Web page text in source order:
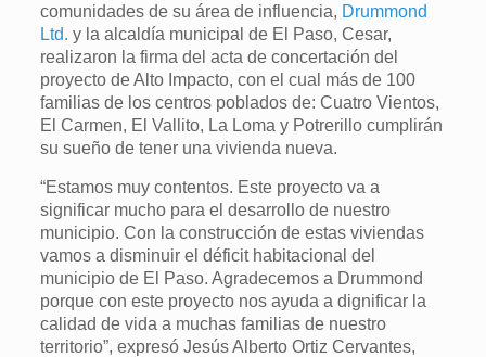
comunidades de su área de influencia, Drummond
Ltd. y la alcaldía municipal de El Paso, Cesar,
realizaron la firma del acta de concertación del
proyecto de Alto Impacto, con el cual más de 100
familias de los centros poblados de: Cuatro Vientos,
El Carmen, El Vallito, La Loma y Potrerillo cumplirán
su sueño de tener una vivienda nueva.
“Estamos muy contentos. Este proyecto va a
significar mucho para el desarrollo de nuestro
municipio. Con la construcción de estas viviendas
vamos a disminuir el déficit habitacional del
municipio de El Paso. Agradecemos a Drummond
porque con este proyecto nos ayuda a dignificar la
calidad de vida a muchas familias de nuestro
territorio”, expresó Jesús Alberto Ortiz Cervantes,